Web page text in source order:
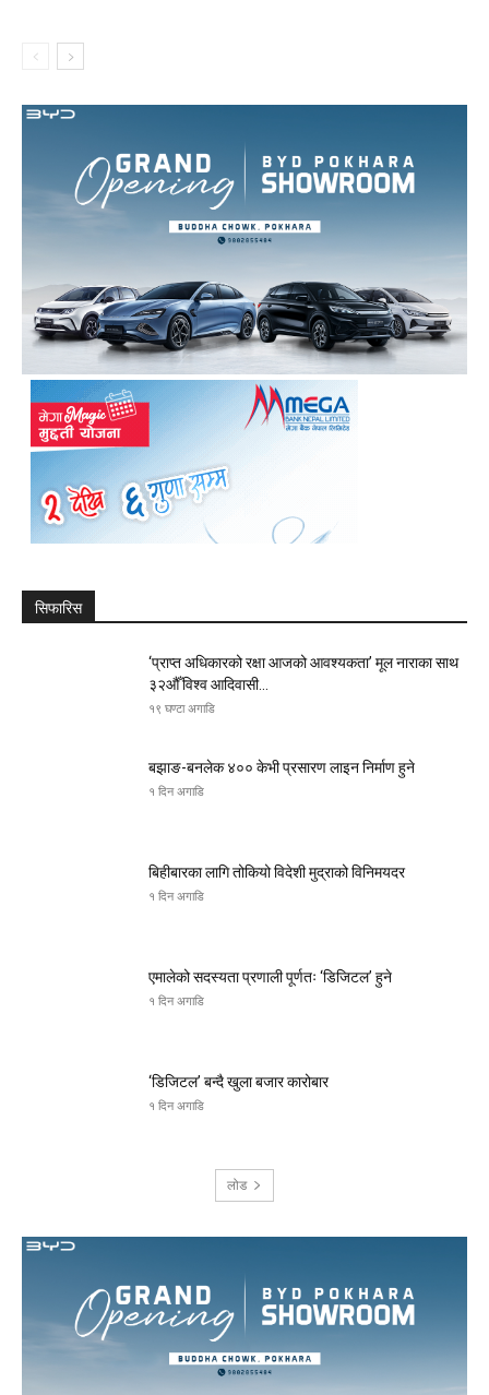
सिफारिस
‘प्राप्त अधिकारको रक्षा आजको आवश्यकता’ मूल नाराका साथ
३२औँ विश्व आदिवासी...
१९ घण्टा अगाडि
बझाङ-बनलेक ४०० केभी प्रसारण लाइन निर्माण हुने
१ दिन अगाडि
बिहीबारका लागि तोकियो विदेशी मुद्राको विनिमयदर
१ दिन अगाडि
एमालेको सदस्यता प्रणाली पूर्णतः ‘डिजिटल’ हुने
१ दिन अगाडि
‘डिजिटल’ बन्दै खुला बजार कारोबार
१ दिन अगाडि
लोड